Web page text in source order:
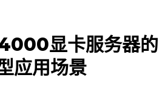
显卡服务器的
应用场景